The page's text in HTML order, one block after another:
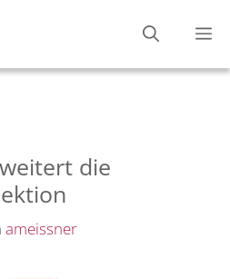
die
ameissner